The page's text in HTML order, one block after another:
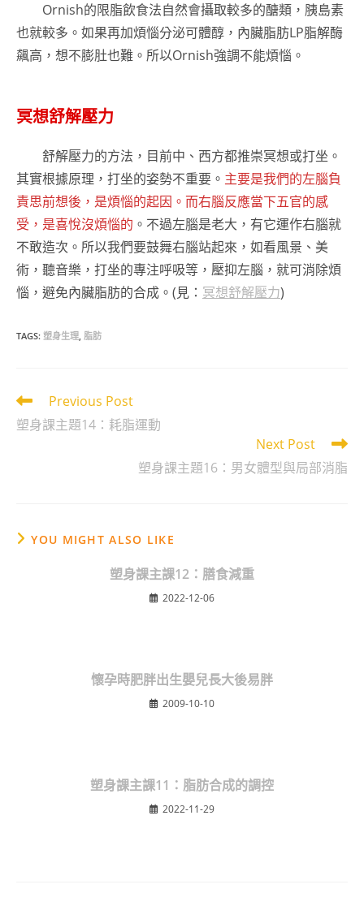
Ornish的限脂飲食法自然會攝取較多的醣類，胰島素
也就較多。如果再加煩惱分泌可體醇，內臟脂肪LP脂解酶
飆高，想不膨肚也難。所以Ornish強調不能煩惱。
冥想舒解壓力
舒解壓力的方法，目前中、西方都推崇冥想或打坐。
其實根據原理，打坐的姿勢不重要。 主要是我們的左腦負
責思前想後，是煩惱的起因。而右腦反應當下五官的感
受，是喜悅沒煩惱的 。不過左腦是老大，有它運作右腦就
不敢造次。所以我們要鼓舞右腦站起來，如看風景、美
術，聽音樂，打坐的專注呼吸等，壓抑左腦，就可消除煩
惱，避免內臟脂肪的合成。(見： 冥想舒解壓力)
TAGS: 塑身生理, 脂肪
Read
more
articles
Previous Post
塑身課主題14：耗脂運動
Next Post
塑身課主題16：男女體型與局部消脂
YOU MIGHT ALSO LIKE
塑身課主課12：膳食減重
2022-12-06
懷孕時肥胖出生嬰兒長大後易胖
2009-10-10
塑身課主課11：脂肪合成的調控
2022-11-29